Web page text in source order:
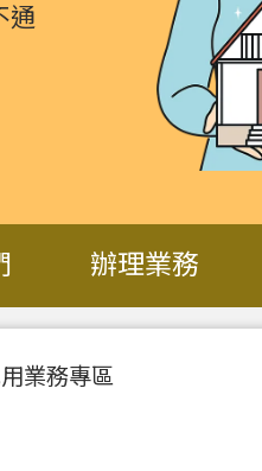
通
辦理業務
業務專區